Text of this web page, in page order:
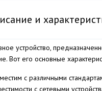
и
устройство,
Вот его основные
с различными
с сетевыми